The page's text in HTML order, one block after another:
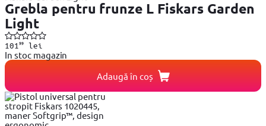
Grebla pentru frunze L Fiskars Garden
Light
101 99lei
In stoc magazin
Adaugă în coș